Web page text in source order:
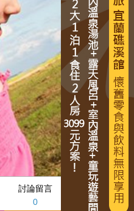
討論留言
0